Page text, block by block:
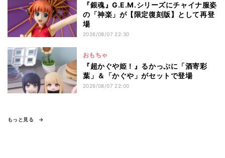
『銀魂』G.E.M.シリーズにチャイナ服姿
の「神楽」が【限定復刻版】として再登
場
2026/08/07 22:30
おもちゃ
『超かぐや姫！』るかっぷに「酒寄彩
葉」＆「かぐや」がセットで登場
2026/08/07 22:00
もっと見る